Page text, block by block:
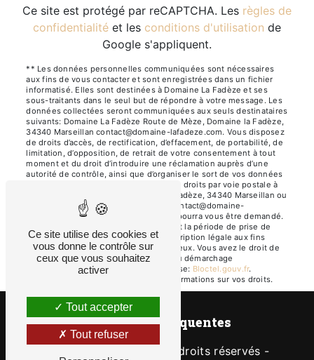
Ce site est protégé par reCAPTCHA. Les règles de
confidentialité et les conditions d'utilisation de
Google s'appliquent.
** Les données personnelles communiquées sont nécessaires
aux fins de vous contacter et sont enregistrées dans un fichier
informatisé. Elles sont destinées à Domaine La Fadèze et ses
sous-traitants dans le seul but de répondre à votre message. Les
données collectées seront communiquées aux seuls destinataires
suivants: Domaine La Fadèze Route de Mèze, Domaine la Fadèze,
34340 Marseillan contact@domaine-lafadeze.com. Vous disposez
de droits d’accès, de rectification, d’effacement, de portabilité, de
limitation, d’opposition, de retrait de votre consentement à tout
moment et du droit d’introduire une réclamation auprès d’une
autorité de contrôle, ainsi que d’organiser le sort de vos données
post-mortem. Vous pouvez exercer ces droits par voie postale à
l'adresse Route de Mèze, Domaine la Fadèze, 34340 Marseillan ou
par courrier électronique à l'adresse contact@domaine-
lafadeze.com. Un justificatif d'identité pourra vous être demandé.
Nous conservons vos données pendant la période de prise de
contact puis pendant la durée de prescription légale aux fins
probatoires et de gestion des contentieux. Vous avez le droit de
vous inscrire sur la liste d'opposition au démarchage
téléphonique, disponible à cette adresse:
Bloctel.gouv.fr.
Consultez le site cnil.fr pour plus d’informations sur vos droits.
Recherches fréquentes
- 2026 - Tous droits réservés -
Ce site utilise des cookies et
vous donne le contrôle sur
ceux que vous souhaitez
activer
Tout accepter
Tout refuser